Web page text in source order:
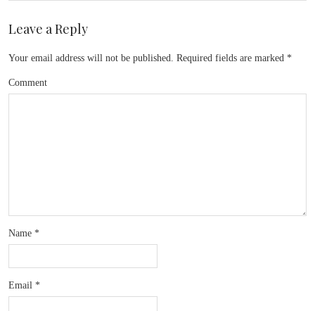
Leave a Reply
Your email address will not be published. Required fields are marked *
Comment
Name *
Email *